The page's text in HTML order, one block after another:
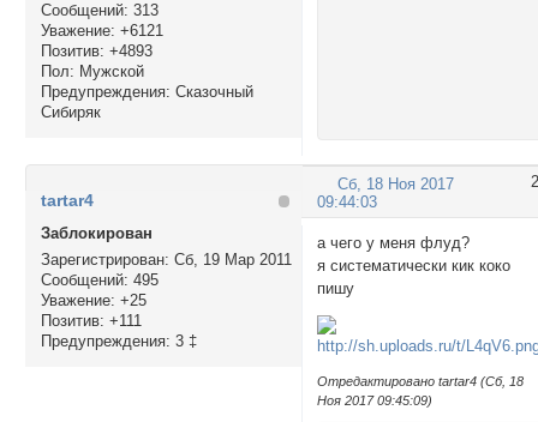
Сообщений: 313
Уважение: +6121
Позитив: +4893
Пол: Мужской
Предупреждения: Сказочный
Сибиряк
2
Сб, 18 Ноя 2017
09:44:03
tartar4
Заблокирован
Зарегистрирован: Сб, 19 Мар 2011
Сообщений: 495
Уважение: +25
Позитив: +111
Предупреждения: 3 ‡
а чего у меня флуд?
я систематически кик коко
пишу
Отредактировано tartar4 (Сб, 18
Ноя 2017 09:45:09)